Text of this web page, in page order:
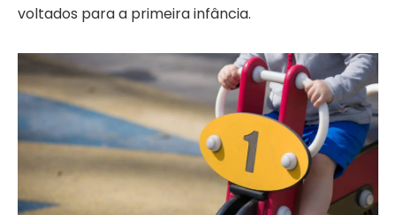
voltados para a primeira infância.